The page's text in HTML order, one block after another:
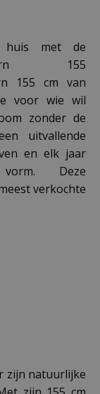
met de
155
155 cm van
voor wie wil
zonder de
uitvallende
en elk jaar
Deze
verkochte
zijn natuurlijke